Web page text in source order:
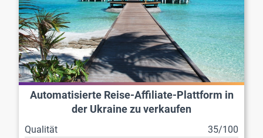
Automatisierte Reise-Affiliate-Plattform in
der Ukraine zu verkaufen
Qualität
35/100